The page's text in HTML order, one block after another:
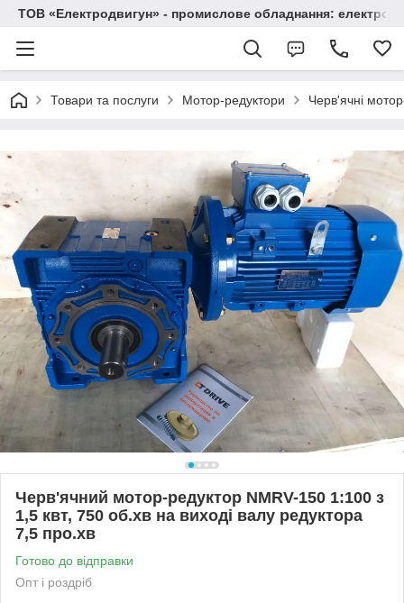
ТОВ «Електродвигун» - промислове обладнання:
Товари та послуги Мотор-редуктори Черв'ячні
Черв'ячний мотор-редуктор NMRV-150 1:100 з
1,5 квт, 750 об.хв на виході валу редуктора
7,5 про.хв
Готово до відправки
Опт і роздріб